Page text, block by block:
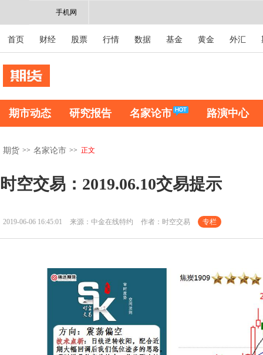
手机网
首页 财经 股票 行情 数据 基金 黄金 外汇
期市动态 研究报告 名家论市 路演中心
期货 >> 名家论市 >> 正文
时空交易：2019.06.10交易提示
2019-06-06 16:45:01 来源：中金在线特约 作者：时空交易 专栏